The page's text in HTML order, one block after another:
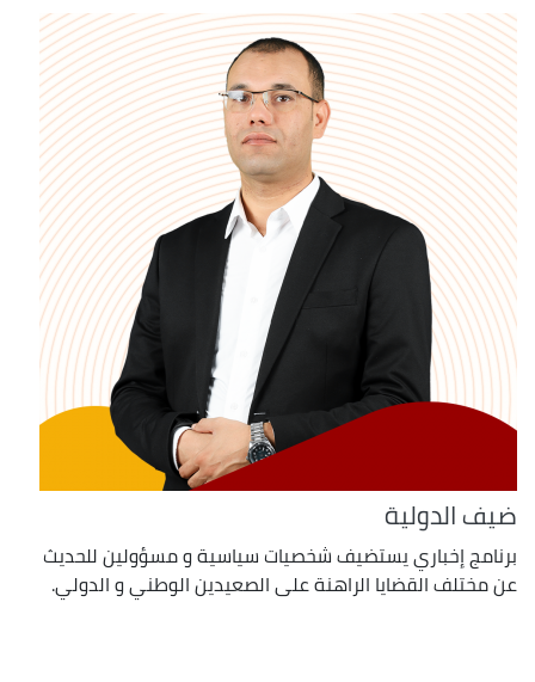
ضيف الدولية
برنامج إخباري يستضيف شخصيات سياسية و مسؤولين للحديث
عن مختلف القضايا الراهنة على الصعيدين الوطني و الدولي.